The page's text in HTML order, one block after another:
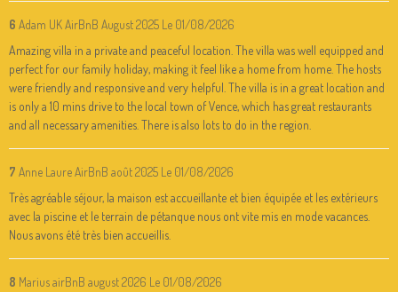
6 Adam UK AirBnB August 2025 Le 01/08/2026
Amazing villa in a private and peaceful location. The villa was well equipped and
perfect for our family holiday, making it feel like a home from home. The hosts
were friendly and responsive and very helpful. The villa is in a great location and
is only a 10 mins drive to the local town of Vence, which has great restaurants
and all necessary amenities. There is also lots to do in the region.
7 Anne Laure AirBnB août 2025 Le 01/08/2026
Très agréable séjour, la maison est accueillante et bien équipée et les extérieurs
avec la piscine et le terrain de pétanque nous ont vite mis en mode vacances.
Nous avons été très bien accueillis.
8 Marius airBnB august 2026 Le 01/08/2026